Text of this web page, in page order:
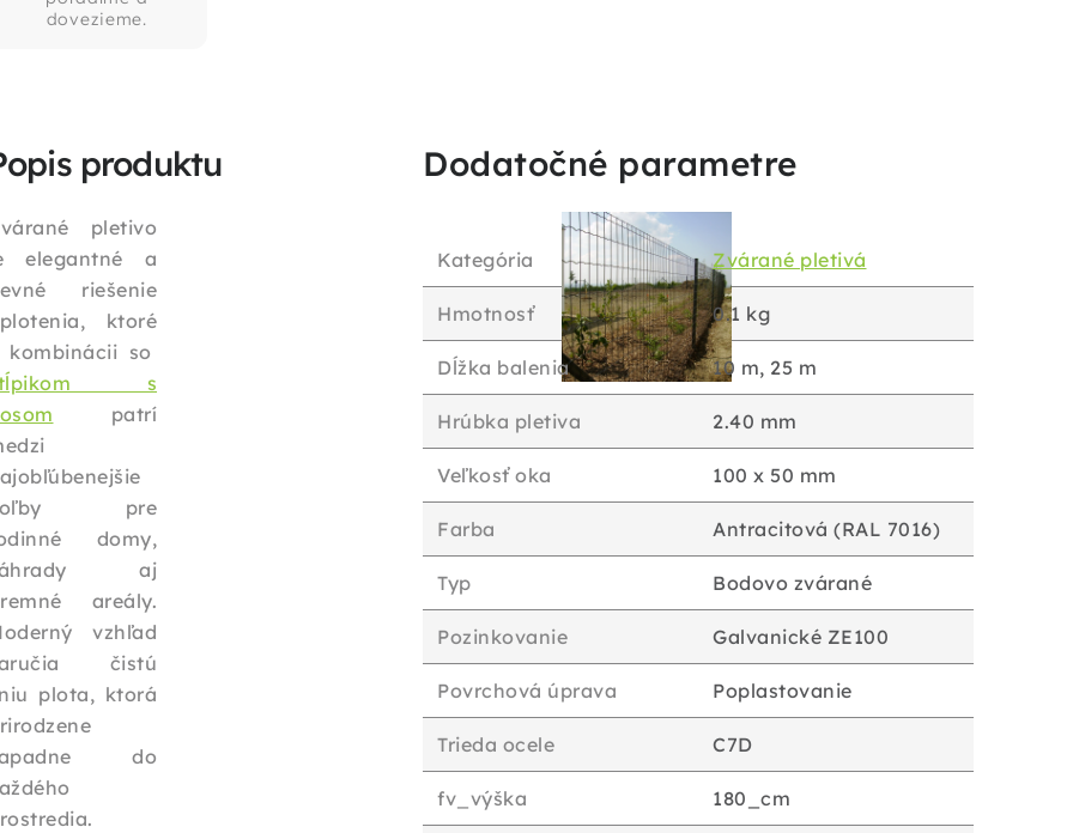
dovezieme.
produktu
pletivo
elegantné a
riešenie
ktoré
kombinácii so
s
patrí
pre
domy,
aj
areály.
vzhľad
čistú
plota, ktorá
do
Dodatočné parametre
Kategória Zvárané pletivá
Hmotnosť 0.1 kg
Dĺžka balenia 10 m, 25 m
Hrúbka pletiva 2.40 mm
Veľkosť oka 100 x 50 mm
Farba Antracitová (RAL 7016)
Typ Bodovo zvárané
Pozinkovanie Galvanické ZE100
Povrchová úprava Poplastovanie
Trieda ocele C7D
fv_výška 180_cm